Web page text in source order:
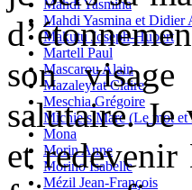
Mahdi Yasmina
Mahdi Yasmina et Didier
Makutu Joseph-Hubert
Martell Paul
Mascarou Alain
Mazaleyrat Claire
Meschia Grégoire
Michiels Marc (Le mot et
Mona
Morin Anne
Morino Isabelle
Mézil Jean-François
son
salutaire.
et